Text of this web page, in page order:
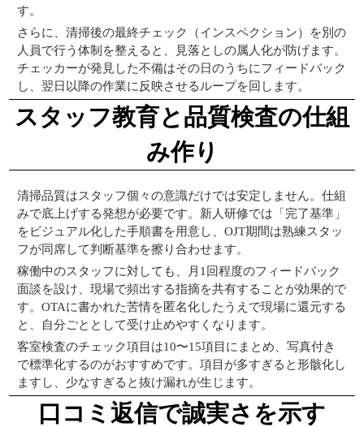
す。
さらに、清掃後の最終チェック（インスペクション）を別の
人員で行う体制を整えると、見落としの属人化が防げます。
チェッカーが発見した不備はその日のうちにフィードバック
し、翌日以降の作業に反映させるループを回します。
スタッフ教育と品質検査の仕組
み作り
清掃品質はスタッフ個々の意識だけでは安定しません。仕組
みで底上げする発想が必要です。新人研修では「完了基準」
をビジュアル化した手順書を用意し、OJT期間は熟練スタッ
フが同席して判断基準を擦り合わせます。
稼働中のスタッフに対しても、月1回程度のフィードバック
面談を設け、現場で頻出する指摘を共有することが効果的で
す。OTAに書かれた苦情を匿名化したうえで現場に還元する
と、自分ごととして受け止めやすくなります。
客室検査のチェック項目は10〜15項目にまとめ、写真付き
で標準化するのがおすすめです。項目が多すぎると形骸化し
ますし、少なすぎると抜け漏れが生じます。
口コミ返信で誠実さを示す